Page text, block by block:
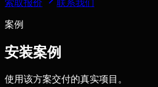
索取报价 联系我们
案例
安装案例
使用该方案交付的真实项目。